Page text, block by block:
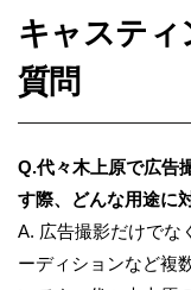
キャステ
質問
Q.代々木上原で広告
す際、どんな用途に
A. 広告撮影だけでな
ーディションなど複